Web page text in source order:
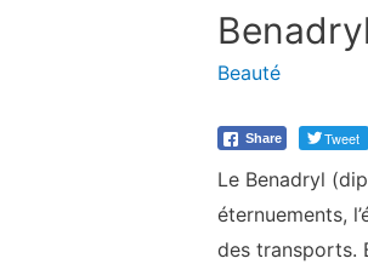
Beauté
Share Tweet
Le Benadryl
éternuements,
des transports.